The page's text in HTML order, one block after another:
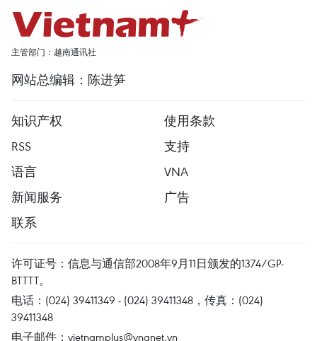
主管部门：越南通讯社
网站总编辑：陈进笋
知识产权
使用条款
RSS
支持
语言
VNA
新闻服务
广告
联系
许可证号：信息与通信部2008年9月11日颁发的1374/GP-
BTTTT。
电话：(024) 39411349 - (024) 39411348，传真：(024)
39411348
电子邮件： vietnamplus@vnanet.vn